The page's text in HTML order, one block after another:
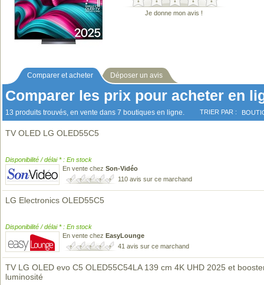
Je donne mon avis !
Comparer et acheter Déposer un avis
Comparer les prix pour acheter en
13 produits trouvés, en vente dans 7 boutiques en ligne. TRIER PAR :
TV OLED LG OLED55C5
Disponibilité / délai * : En stock
En vente chez Son-Vidéo
110 avis sur ce marchand
LG Electronics OLED55C5
Disponibilité / délai * : En stock
En vente chez EasyLounge
41 avis sur ce marchand
TV LG OLED evo C5 OLED55C54LA 139 cm 4K UHD 2025 et
luminosité